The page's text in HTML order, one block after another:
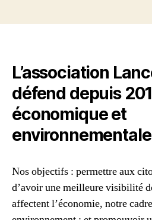
L’association
défend depuis
économique et
Nos objectifs : permettre aux
d’avoir une meilleure visibilité
affectent l’économie, notre